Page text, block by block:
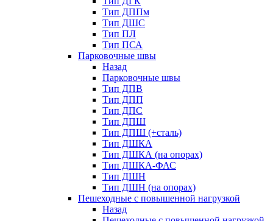
Тип ДППм
Тип ДШС
Тип ПЛ
Тип ПСА
Парковочные швы
Назад
Парковочные швы
Тип ДПВ
Тип ДПП
Тип ДПС
Тип ДПШ
Тип ДПШ (+сталь)
Тип ДШКА
Тип ДШКА (на опорах)
Тип ДШКА-ФАС
Тип ДШН
Тип ДШН (на опорах)
Пешеходные с повышенной нагрузкой
Назад